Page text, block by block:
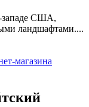
западе США,
ландшафтами....
магазина